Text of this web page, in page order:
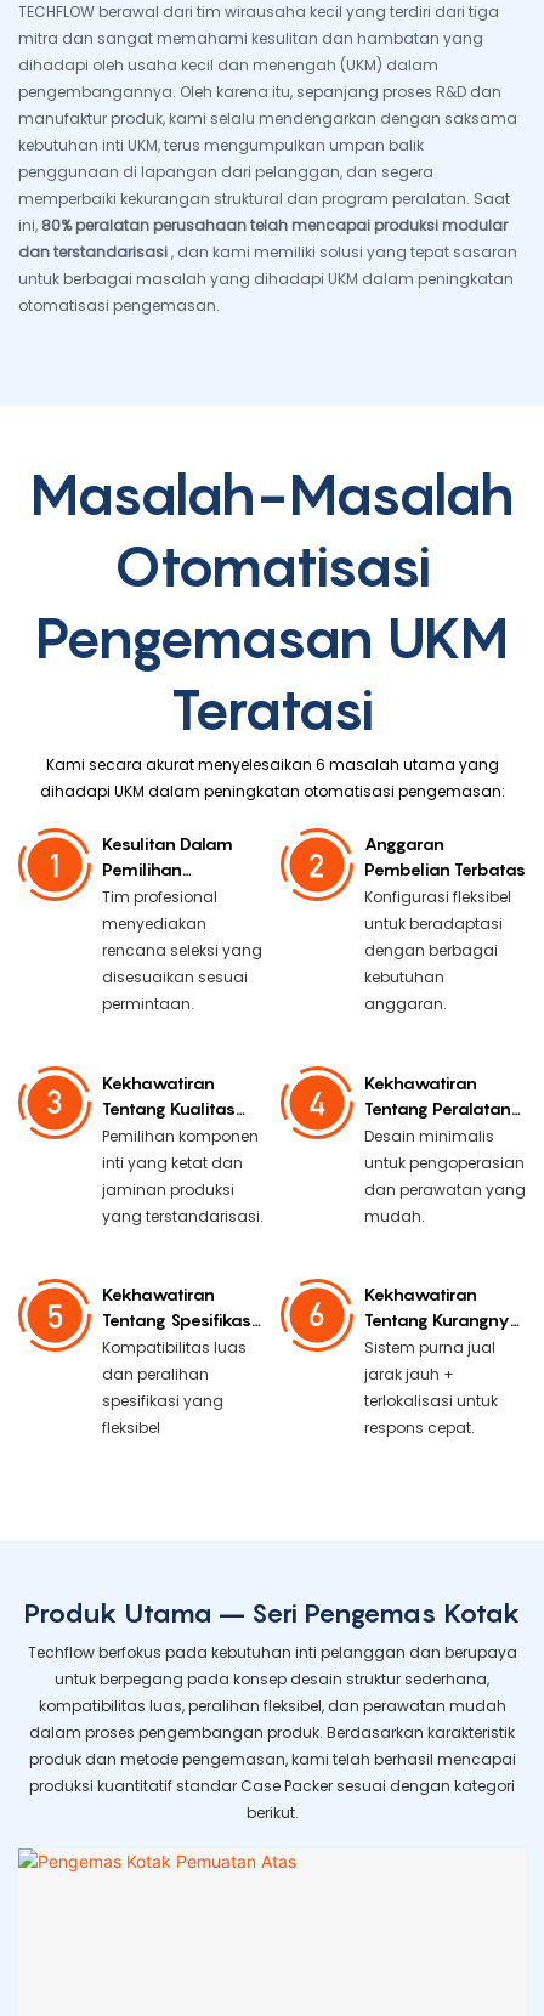
TECHFLOW berawal dari tim wirausaha kecil yang terdiri dari tiga
mitra dan sangat memahami kesulitan dan hambatan yang
dihadapi oleh usaha kecil dan menengah (UKM) dalam
pengembangannya. Oleh karena itu, sepanjang proses R&D dan
manufaktur produk, kami selalu mendengarkan dengan saksama
kebutuhan inti UKM, terus mengumpulkan umpan balik
penggunaan di lapangan dari pelanggan, dan segera
memperbaiki kekurangan struktural dan program peralatan. Saat
ini, 80% peralatan perusahaan telah mencapai produksi modular
dan terstandarisasi, dan kami memiliki solusi yang tepat sasaran
untuk berbagai masalah yang dihadapi UKM dalam peningkatan
otomatisasi pengemasan.
Masalah-Masalah
Otomatisasi
Pengemasan UKM
Teratasi
Kami secara akurat menyelesaikan 6 masalah utama yang
dihadapi UKM dalam peningkatan otomatisasi pengemasan:
Kesulitan Dalam
Pemilihan
Peralatan
Tim profesional
menyediakan
rencana seleksi yang
disesuaikan sesuai
permintaan.
Anggaran
Pembelian Terbatas
Konfigurasi fleksibel
untuk beradaptasi
dengan berbagai
kebutuhan
anggaran.
Kekhawatiran
Tentang Kualitas
Peralatan Yang
Buruk Dan
Pengoperasian
Yang Tidak Stabil.
Pemilihan komponen
inti yang ketat dan
jaminan produksi
yang terstandarisasi.
Kekhawatiran
Tentang Peralatan
Yang Kompleks Dan
Operator Yang
Tidak Terampil.
Desain minimalis
untuk pengoperasian
dan perawatan yang
mudah.
Kekhawatiran
Tentang Spesifikasi
Produk Yang
Beragam Dan
Peralihan Yang
Tidak Nyaman
Kompatibilitas luas
dan peralihan
spesifikasi yang
fleksibel
Kekhawatiran
Tentang Kurangnya
Layanan Purna Jual
Dan Kerusakan
Yang Tidak Dapat
Diatasi.
Sistem purna jual
jarak jauh +
terlokalisasi untuk
respons cepat.
Produk Utama – Seri Pengemas Kotak
Techflow berfokus pada kebutuhan inti pelanggan dan berupaya
untuk berpegang pada konsep desain struktur sederhana,
kompatibilitas luas, peralihan fleksibel, dan perawatan mudah
dalam proses pengembangan produk. Berdasarkan karakteristik
produk dan metode pengemasan, kami telah berhasil mencapai
produksi kuantitatif standar Case Packer sesuai dengan kategori
berikut.